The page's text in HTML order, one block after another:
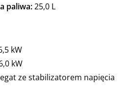
paliwa:25,0 L
kW
kW
ze stabilizatorem napięcia